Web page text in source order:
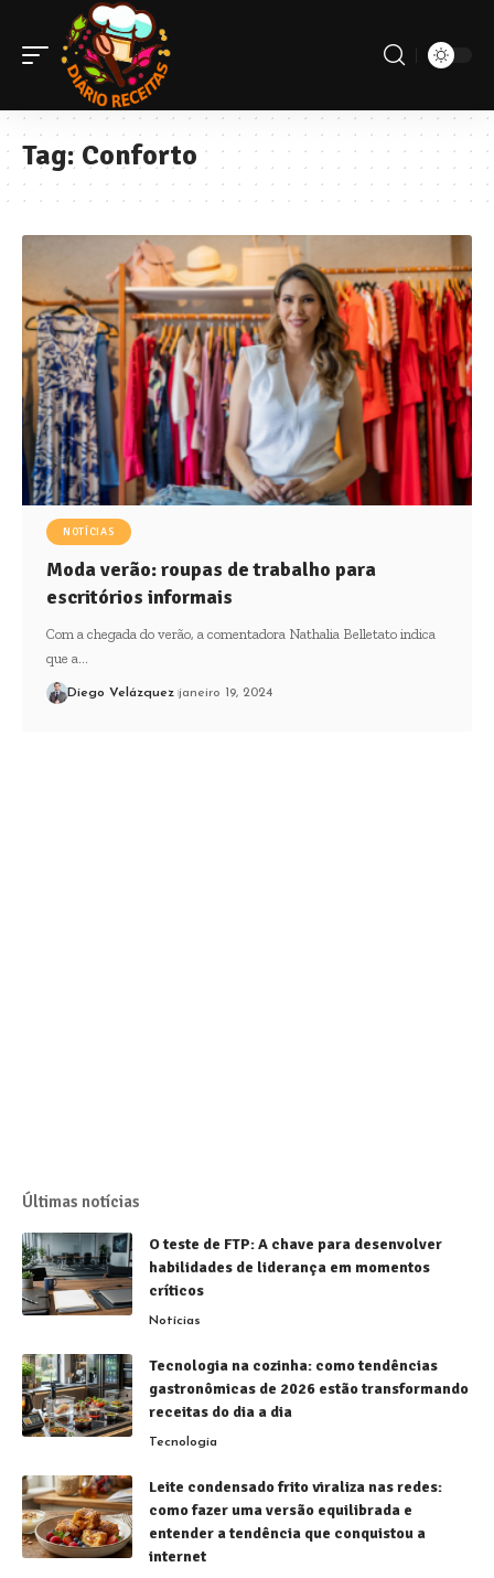
Tag: Conforto
NOTÍCIAS
Moda verão: roupas de trabalho para
escritórios informais
Com a chegada do verão, a comentadora Nathalia Belletato indica
que a…
Diego Velázquez janeiro 19, 2024
Últimas notícias
O teste de FTP: A chave para desenvolver
habilidades de liderança em momentos
críticos
Notícias
Tecnologia na cozinha: como tendências
gastronômicas de 2026 estão transformando
receitas do dia a dia
Tecnologia
Leite condensado frito viraliza nas redes:
como fazer uma versão equilibrada e
entender a tendência que conquistou a
internet